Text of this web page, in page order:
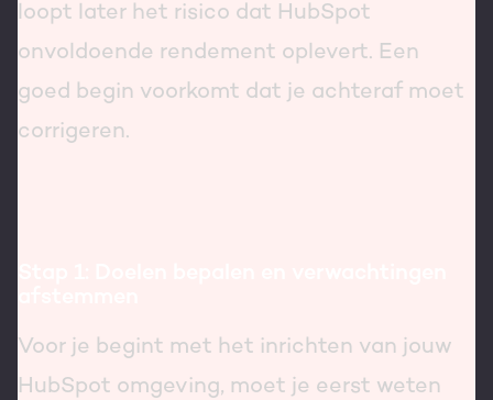
loopt later het risico dat HubSpot
onvoldoende rendement oplevert. Een
goed begin voorkomt dat je achteraf moet
corrigeren.
Voor je begint met het inrichten van jouw
HubSpot omgeving, moet je eerst weten